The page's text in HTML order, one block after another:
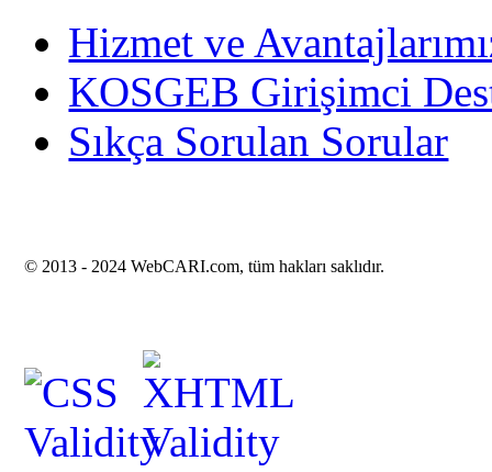
Hizmet ve
KOSGEB Girişimci
Sıkça Sorulan Sorular
© 2013 - 2024 WebCARI.com, tüm hakları saklıdır.